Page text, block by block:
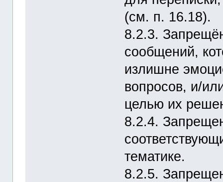
(см. п. 16.18).
8.2.3.
сообщений,
излишне
вопросов, и/
целью их
8.2.4.
тематике.
8.2.5.